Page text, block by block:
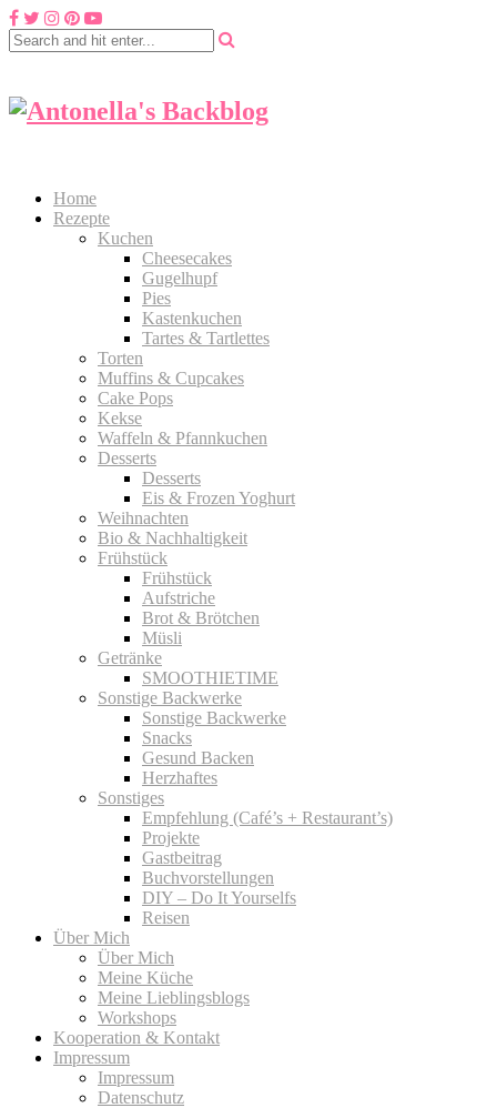
Home
Rezepte
Kuchen
Cheesecakes
Gugelhupf
Pies
Kastenkuchen
Tartes & Tartlettes
Torten
Muffins & Cupcakes
Cake Pops
Kekse
Waffeln & Pfannkuchen
Desserts
Desserts
Eis & Frozen Yoghurt
Weihnachten
Bio & Nachhaltigkeit
Frühstück
Frühstück
Aufstriche
Brot & Brötchen
Müsli
Getränke
SMOOTHIETIME
Sonstige Backwerke
Sonstige Backwerke
Snacks
Gesund Backen
Herzhaftes
Sonstiges
Empfehlung (Café’s + Restaurant’s)
Projekte
Gastbeitrag
Buchvorstellungen
DIY – Do It Yourselfs
Reisen
Über Mich
Über Mich
Meine Küche
Meine Lieblingsblogs
Workshops
Kooperation & Kontakt
Impressum
Impressum
Datenschutz